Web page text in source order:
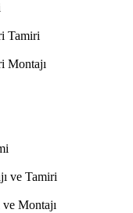
Tamiri
Montajı
ve Tamiri
ve Montajı